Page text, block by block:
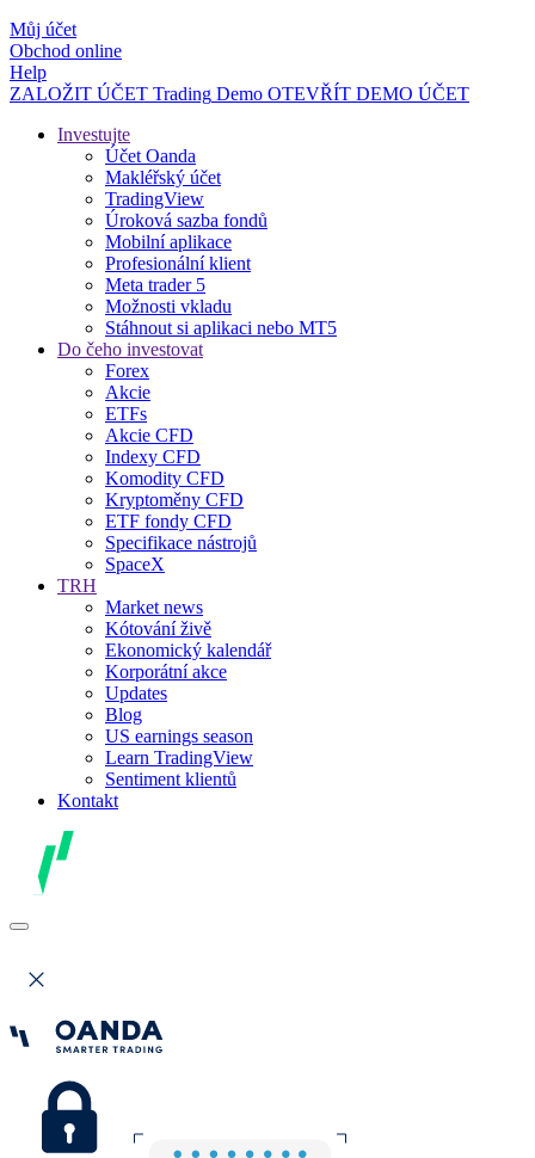
Můj účet
Obchod online
Help
ZALOŽIT ÚČET Trading Demo OTEVŘÍT DEMO ÚČET
Investujte
Účet Oanda
Makléřský účet
TradingView
Úroková sazba fondů
Mobilní aplikace
Profesionální klient
Meta trader 5
Možnosti vkladu
Stáhnout si aplikaci nebo MT5
Do čeho investovat
Forex
Akcie
ETFs
Akcie CFD
Indexy CFD
Komodity CFD
Kryptoměny CFD
ETF fondy CFD
Specifikace nástrojů
SpaceX
TRH
Market news
Kótování živě
Ekonomický kalendář
Korporátní akce
Updates
Blog
US earnings season
Learn TradingView
Sentiment klientů
Kontakt